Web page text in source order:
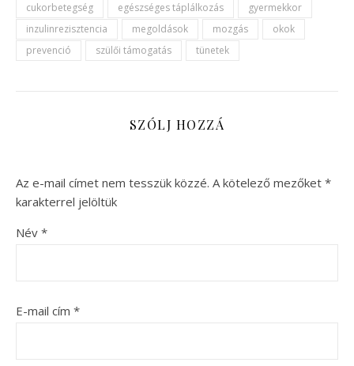
cukorbetegség egészséges táplálkozás
gyermekkor
inzulinrezisztencia
megoldások mozgás
okok
prevenció
szülői támogatás tünetek
SZÓLJ HOZZÁ
Az e-mail címet nem tesszük közzé. A kötelező mezőket *
karakterrel jelöltük
Név *
E-mail cím *